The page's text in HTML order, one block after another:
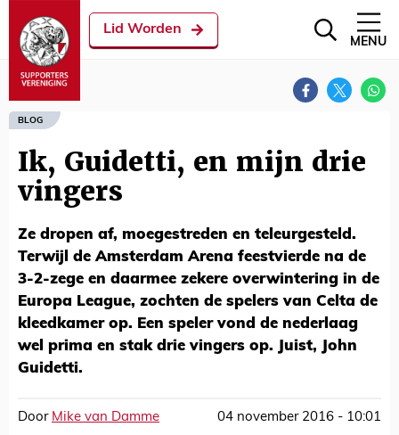
Lid Worden
MENU
BLOG
Ik, Guidetti, en mijn drie
vingers
Ze dropen af, moegestreden en teleurgesteld.
Terwijl de Amsterdam Arena feestvierde na de
3-2-zege en daarmee zekere overwintering in de
Europa League, zochten de spelers van Celta de
kleedkamer op. Een speler vond de nederlaag
wel prima en stak drie vingers op. Juist, John
Guidetti.
Door Mike van Damme 04 november 2016 - 10:01